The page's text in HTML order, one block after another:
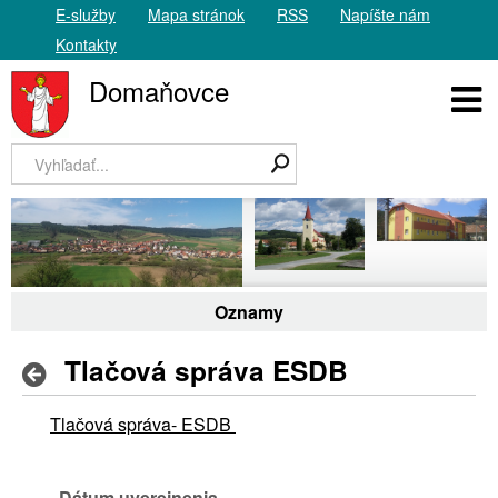
E-služby Mapa stránok RSS
Napíšte nám
Kontakty
Domaňovce
Oznamy
Tlačová správa ESDB
Tlačová správa- ESDB